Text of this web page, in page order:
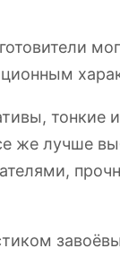
тонкие
же лучше